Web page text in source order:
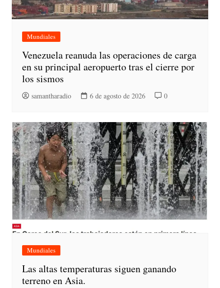
Mundiales
Venezuela reanuda las operaciones de carga
en su principal aeropuerto tras el cierre por
los sismos
samantharadio 6 de agosto de 2026 0
Mundiales
Las altas temperaturas siguen ganando
terreno en Asia.